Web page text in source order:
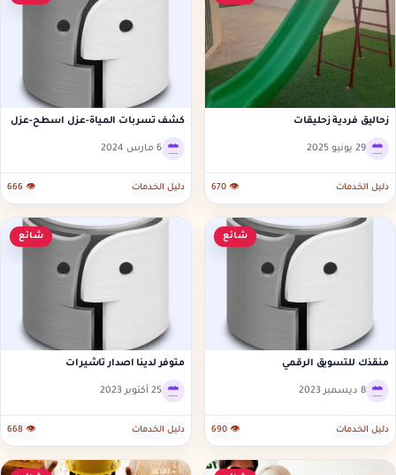
زحاليق فردية زحليقات
29 يونيو 2025
دليل الخدمات 👁 670
كشف تسربات المياة-عزل اسطح-عزل
خزانات
6 مارس 2024
دليل الخدمات 👁 666
شائع
منقذك للتسويق الرقمي
8 ديسمبر 2023
دليل الخدمات 👁 690
شائع
متوفر لدينا اصدار تاشيرات
25 أكتوبر 2023
دليل الخدمات 👁 668